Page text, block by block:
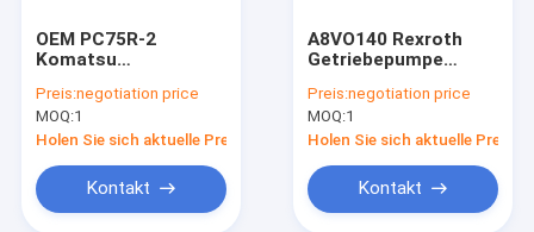
OEM PC75R-2
Komatsu
22-29070 708-1w-
00310
Preis:negotiation price
MOQ:1
Holen Sie sich aktuelle Preis
Kontakt
A8VO140 Rexroth
Getriebepumpe
China neue
doosan370
Preis:negotiation price
MOQ:1
Holen Sie sich aktuelle Preis
Kontakt